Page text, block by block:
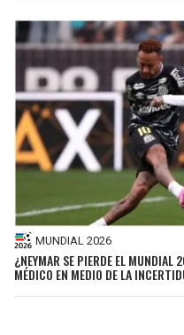
MUNDIAL 2026
¿NEYMAR SE PIERDE EL
MÉDICO EN MEDIO DE LA